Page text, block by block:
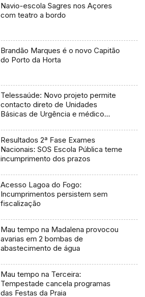
Navio-escola Sagres nos Açores
com teatro a bordo
Brandão Marques é o novo Capitão
do Porto da Horta
Telessaúde: Novo projeto permite
contacto direto de Unidades
Básicas de Urgência e médico
Resultados 2ª Fase Exames
Nacionais: SOS Escola Pública teme
incumprimento dos prazos
Acesso Lagoa do Fogo:
Incumprimentos persistem sem
fiscalização
Mau tempo na Madalena provocou
avarias em 2 bombas de
abastecimento de água
Mau tempo na Terceira:
Tempestade cancela programas
das Festas da Praia